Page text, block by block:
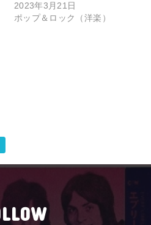
2023年3月21日
ポップ＆ロック（洋楽）